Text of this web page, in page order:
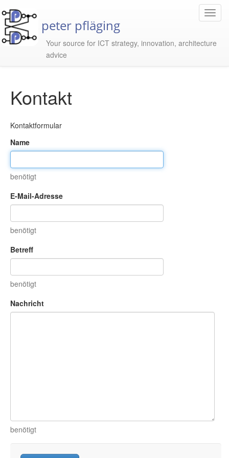
peter pfläging
Your source for ICT strategy, innovation, architecture
advice
Kontakt
Kontaktformular
Name
benötigt
E-Mail-Adresse
benötigt
Betreff
benötigt
Nachricht
benötigt